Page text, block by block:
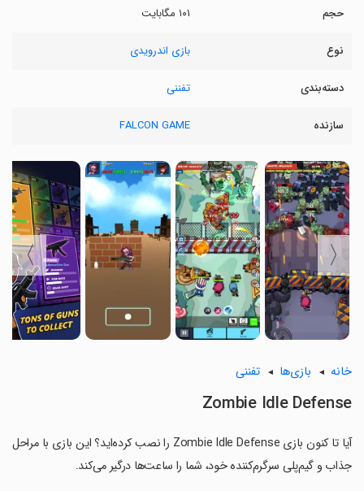
حجم ۱۰۱ مگابایت
نوع بازی اندرویدی
دسته‌بندی تفننی
سازنده FALCON GAME
〈
〉
خانه بازی‌ها تفننی
Zombie Idle Defense
آیا تا کنون بازی Zombie Idle Defense را نصب کرده‌اید؟ این بازی با مراحل
جذاب و گیم‌پلی سرگرم‌کننده خود، شما را ساعت‌ها درگیر می‌کند.